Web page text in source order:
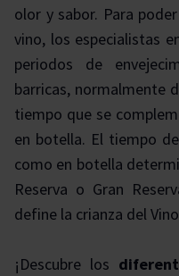
olor y sabor. Para
vino, los especialistas
periodos de
barricas, normalmente
tiempo que se
en botella. El tiempo
como en botella
Reserva o Gran
define la crianza del
¡Descubre los